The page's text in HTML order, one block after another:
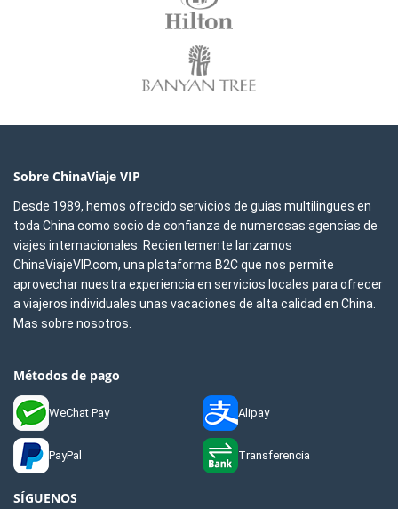
Sobre ChinaViaje VIP
Desde 1989, hemos ofrecido servicios de guias multilingues en
toda China como socio de confianza de numerosas agencias de
viajes internacionales. Recientemente lanzamos
ChinaViajeVIP.com, una plataforma B2C que nos permite
aprovechar nuestra experiencia en servicios locales para ofrecer
a viajeros individuales unas vacaciones de alta calidad en China.
Mas sobre nosotros.
Métodos de pago
WeChat Pay Alipay
PayPal Transferencia
SÍGUENOS